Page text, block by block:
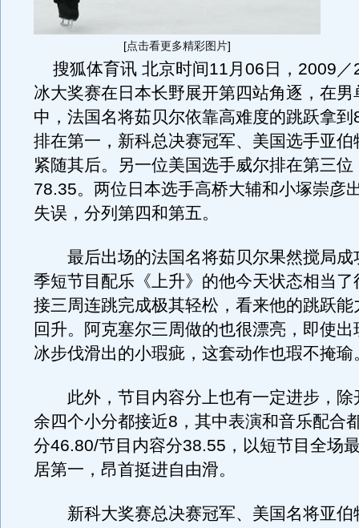
[点击看更多精彩图片]
搜狐体育讯 北京时间11月06日，2009／
冰大奖赛在日本长野展开第四站角逐，在男
中，法国名将茹贝尔依靠高难度的跳跃拿
排在第一，新科总决赛冠军、美国选手亚
紧随其后。另一位美国选手威尔排在第三位
78.35。两位日本选手高桥大辅和小塚崇彦
失误，分列第四和第五。
最后出场的法国名将茹贝尔果然搅局成
季短节目配乐《上升》的他今天状态相当了
接三周连跳完成极其轻松，看来他的跳跃能
回升。阿克塞尔三周做的也很漂亮，即使
冰步伐滑出的小瑕疵，这套动作也瑕不掩瑜
此外，节目内容分上也有一定进步，除
余四个小分都接近8，其中表演和音乐配合
分46.80/节目内容分38.55，以短节目全场
居第一，昂首挺进自由滑。
新科大奖赛总决赛冠军、美国名将亚伯